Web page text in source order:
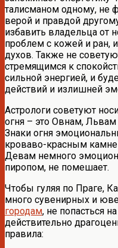
талисманом одному, не
верой и правдой
избавить владельца от
проблем с кожей и ран,
духов. Также не
стремящимся к
сильной энергией, и
действий и излишней
Астрологи советуют
огня – это Овнам,
Знаки огня
кроваво-красным
Девам немного
пиропом, не помешает.
Чтобы гуляя по Праге,
много сувенирных и
городам, не попасться
действительно
правила: